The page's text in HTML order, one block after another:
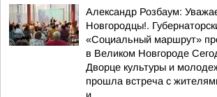
Александр Розбаум:
Новгородцы!.
«Социальный маршрут»
в Великом Новгороде
Дворце культуры и
прошла встреча с